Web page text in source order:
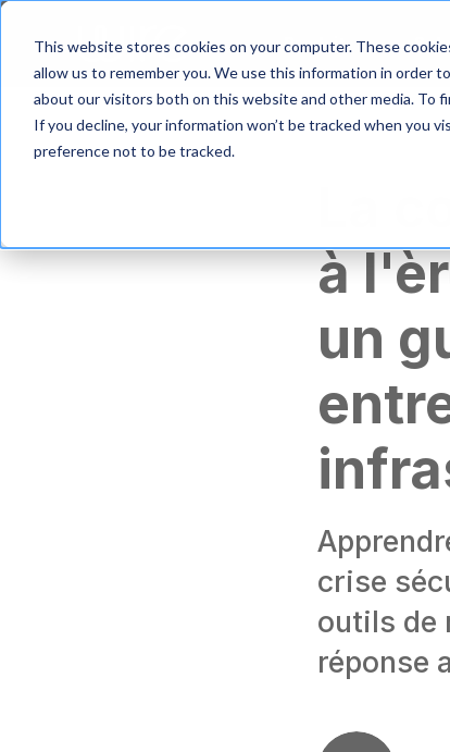
This website stores cookies on your computer. These
allow us to remember you. We use this information in order
about our visitors both on this website and other media. To
If you decline, your information won’t be tracked when you
preference not to be tracked.
S
c
Produit
La
à
un
crise
outils de
réponse